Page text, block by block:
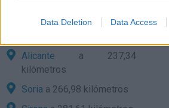
Data Deletion Data Access
231,02 kilómetros
Albacete a 235,06
Alicante a 237,34
kilómetros
Soria a 266,98 kilómetros